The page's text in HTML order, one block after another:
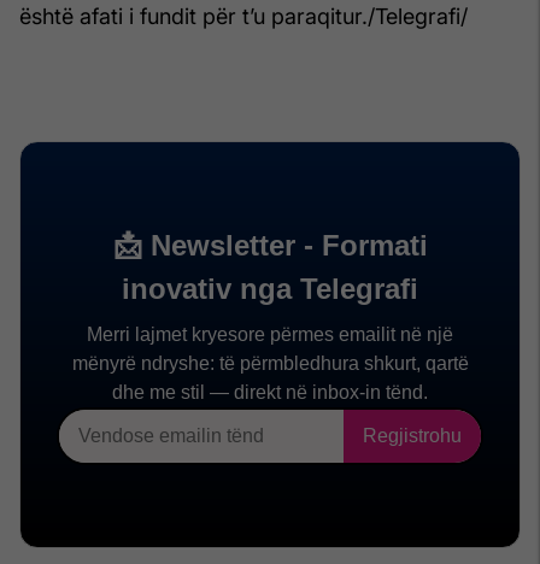
është afati i fundit për t’u paraqitur./Telegrafi/